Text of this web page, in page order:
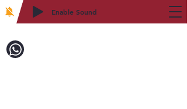
Enable Sound